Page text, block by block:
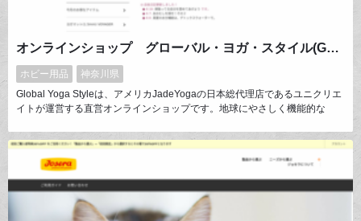
オンラインショップ グローバル・ヨガ・スタイル(GYS)
ホビー用品
神奈川県
Global Yoga Styleは、アメリカJadeYogaの日本総代理店であるユニクリエ
イトが運営する直営オンラインショップです。地球にやさしく機能的な
分らしく心地よく生きるためのヨガライフサポートアイテムをお届けしてい
ます。